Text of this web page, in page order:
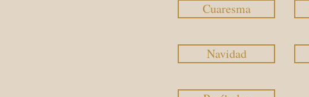
Cuaresma
Navidad